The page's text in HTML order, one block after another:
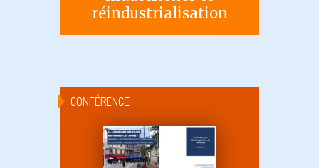
réindustrialisation
CONFÉRENCE